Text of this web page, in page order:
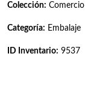
Colección: Comercio
Categoría: Embalaje
ID Inventario: 9537